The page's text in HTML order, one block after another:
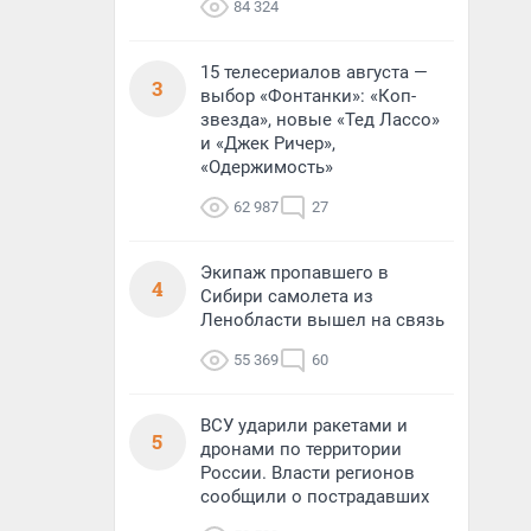
84 324
3
15 телесериалов августа —
выбор «Фонтанки»: «Коп-
звезда», новые «Тед Лассо»
и «Джек Ричер»,
«Одержимость»
62 987 27
4
Экипаж пропавшего в
Сибири самолета из
Ленобласти вышел на связь
55 369 60
5
ВСУ ударили ракетами и
дронами по территории
России. Власти регионов
сообщили о пострадавших